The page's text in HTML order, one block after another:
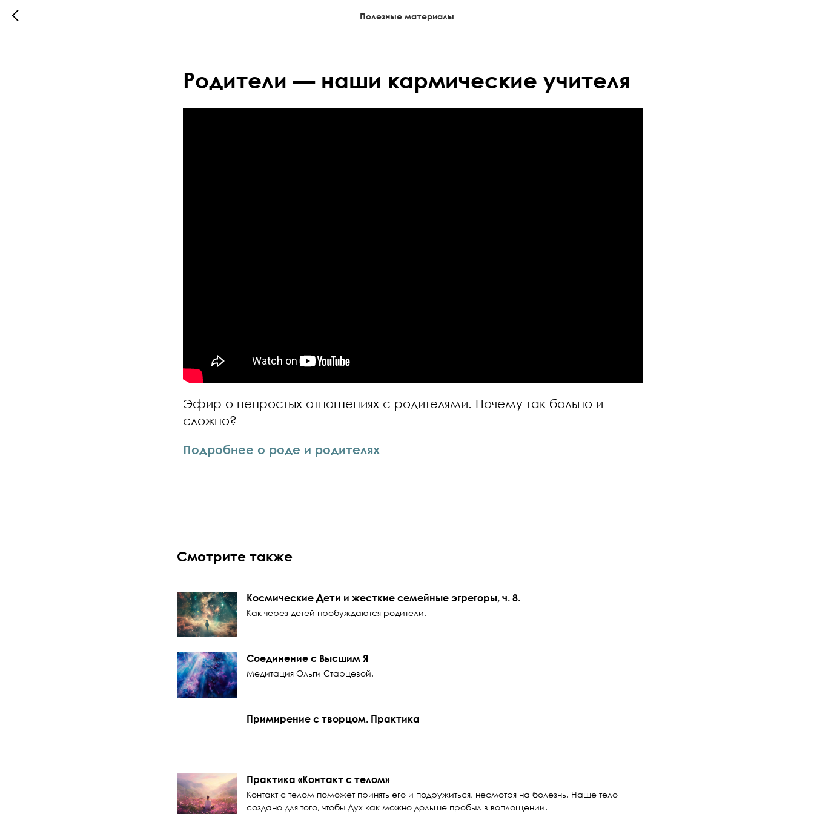
Полезные материалы
Родители — наши кармические учителя
Эфир о непростых отношениях с родителями. Почему так больно и
сложно?
Подробнее о роде и родителях
Смотрите также
Космические Дети и жесткие семейные эгрегоры, ч. 8.
Как через детей пробуждаются родители.
Соединение с Высшим Я
Медитация Ольги Старцевой.
Примирение с творцом. Практика
Практика «Контакт с телом»
Контакт с телом поможет принять его и подружиться, несмотря на болезнь. Наше тело
создано для того, чтобы Дух как можно дольше пробыл в воплощении.